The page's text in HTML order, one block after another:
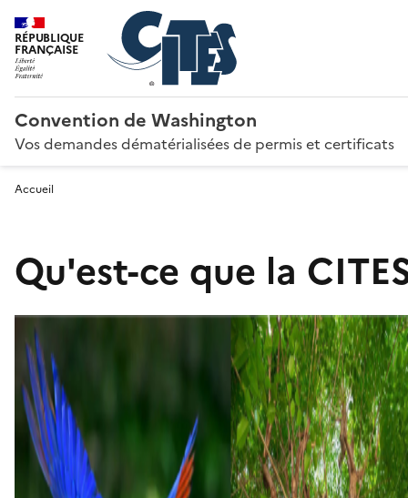
RÉPUBLIQUE
FRANÇAISE
Convention de Washington
Vos demandes dématérialisées de permis et certificats
Accueil
Qu'est-ce que la